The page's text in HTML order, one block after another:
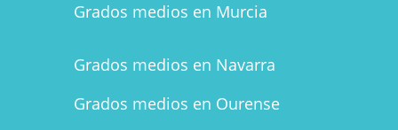
Grados medios en Murcia
Grados medios en Navarra
Grados medios en Ourense